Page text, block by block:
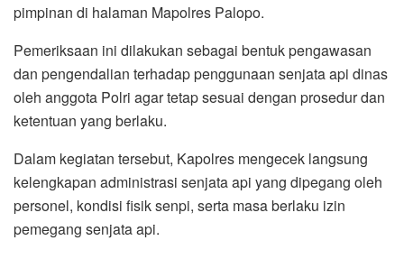
pimpinan di halaman Mapolres Palopo.
Pemeriksaan ini dilakukan sebagai bentuk pengawasan
dan pengendalian terhadap penggunaan senjata api dinas
oleh anggota Polri agar tetap sesuai dengan prosedur dan
ketentuan yang berlaku.
Dalam kegiatan tersebut, Kapolres mengecek langsung
kelengkapan administrasi senjata api yang dipegang oleh
personel, kondisi fisik senpi, serta masa berlaku izin
pemegang senjata api.